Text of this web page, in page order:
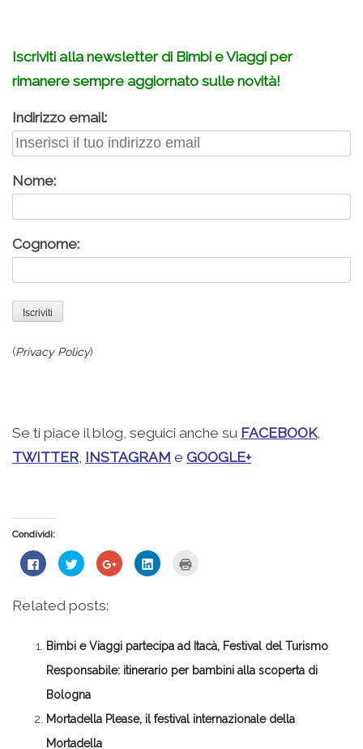
Iscriviti alla newsletter di Bimbi e Viaggi per
rimanere sempre aggiornato sulle novità!
Indirizzo email:
Nome:
Cognome:
(Privacy Policy)
Se ti piace il blog, seguici anche su FACEBOOK,
TWITTER INSTAGRAM e GOOGLE+
Condividi:
Fai
clic
su
Facebook
in
una
finestra)
Fai
clic
condividere
su
apre
in
nuova
finestra)
Fai
clic
apre
in
nuova
finestra)
Fai
clic
apre
in
nuova
finestra)
una
nuova
Related posts:
Bimbi e Viaggi partecipa ad Itacà, Festival del Turismo
Responsabile: itinerario per bambini alla scoperta di
Bologna
Mortadella Please, il festival internazionale della
Mortadella